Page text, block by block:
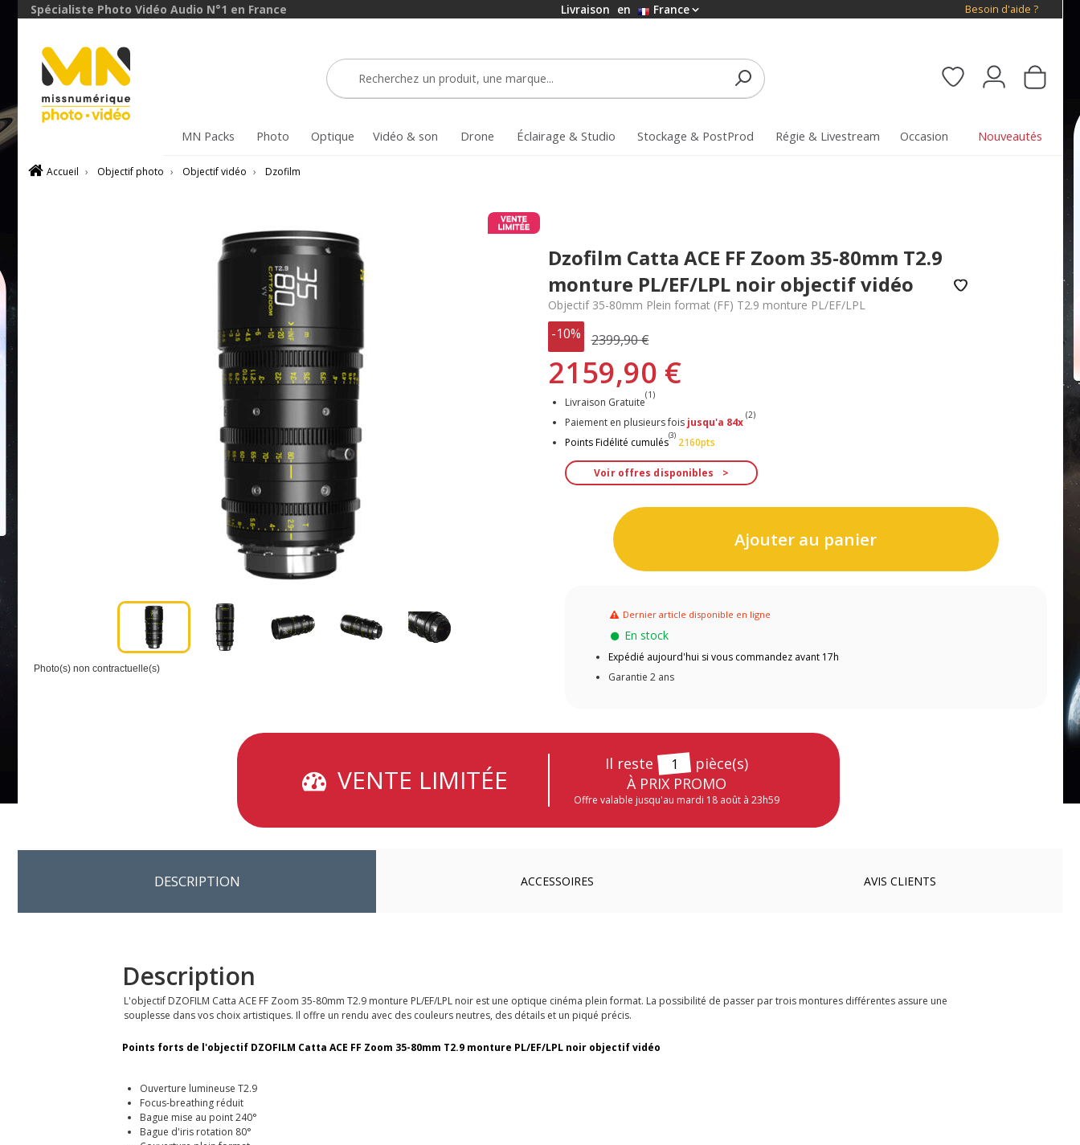
Spécialiste Photo Vidéo Audio N°1 en France Livraison en France Besoin d'aide ?
MN Packs Photo Optique Vidéo & son Drone Éclairage & Studio Stockage & PostProd Régie & Livestream Occasion Nouveautés
Accueil › Objectif photo › Objectif vidéo › Dzofilm
avec le code
Photo(s) non contractuelle(s)
Dzofilm Catta ACE FF Zoom 35-80mm T2.9
monture PL/EF/LPL noir objectif vidéo
Objectif 35-80mm Plein format (FF) T2.9 monture PL/EF/LPL
-10% 2399,90 €
2159,90 €
Livraison Gratuite
(1)
Paiement en plusieurs fois jusqu'a 84x
(2)
Points Fidélité cumulés
(3)
2160pts
Voir offres disponibles
Ajouter au panier
Dernier article disponible en ligne
En stock
Expédié aujourd'hui si vous commandez avant 17h
Garantie 2 ans
VENTE LIMITÉE
Il reste 1
pièce(s)
À PRIX PROMO
Offre valable jusqu'au mardi 18 août à 23h59
DESCRIPTION ACCESSOIRES AVIS CLIENTS
Description
L'objectif DZOFILM Catta ACE FF Zoom 35-80mm T2.9 monture PL/EF/LPL noir est une optique cinéma plein format. La possibilité de passer par trois montures différentes assure une
souplesse dans vos choix artistiques. Il offre un rendu avec des couleurs neutres, des détails et un piqué précis.
Points forts de l'objectif DZOFILM Catta ACE FF Zoom 35-80mm T2.9 monture PL/EF/LPL noir objectif vidéo
Ouverture lumineuse T2.9
Focus-breathing réduit
Bague mise au point 240°
Bague d'iris rotation 80°